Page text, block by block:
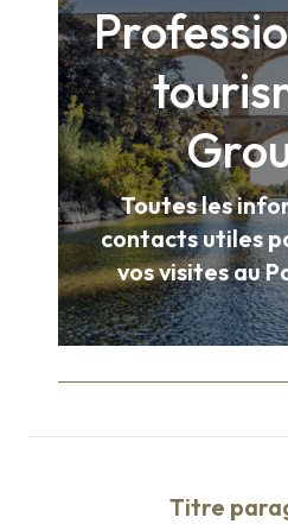
Toutes les
contacts utiles
vos visites au
Titre